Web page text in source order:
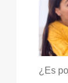
¿Es